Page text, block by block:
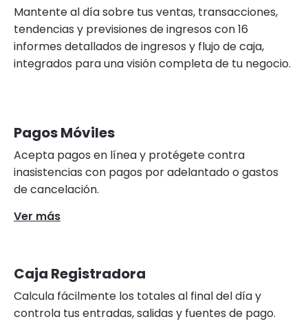
Mantente al día sobre tus ventas, transacciones,
tendencias y previsiones de ingresos con 16
informes detallados de ingresos y flujo de caja,
integrados para una visión completa de tu negocio.
Pagos Móviles
Acepta pagos en línea y protégete contra
inasistencias con pagos por adelantado o gastos
de cancelación.
Ver más
Caja Registradora
Calcula fácilmente los totales al final del día y
controla tus entradas, salidas y fuentes de pago.